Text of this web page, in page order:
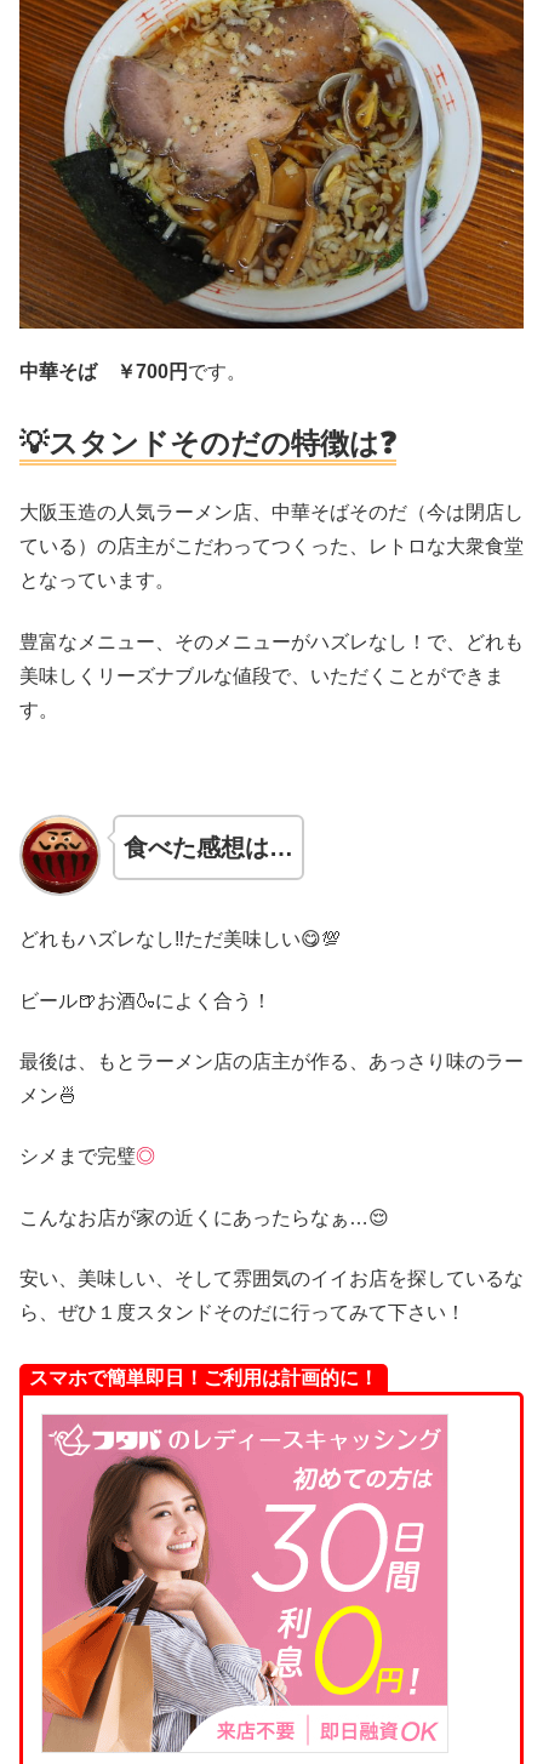
中華そば ￥700円 です。
💡スタンドそのだの特徴は❓
大阪玉造の人気ラーメン店、中華そばそのだ（今は閉店し
ている）の店主がこだわってつくった、レトロな大衆食堂
となっています。
豊富なメニュー、そのメニューがハズレなし！で、どれも
美味しくリーズナブルな値段で、いただくことができま
す。
食べた感想は…
どれもハズレなし‼ただ美味しい😋💯
ビール🍺お酒🍶によく合う！
最後は、もとラーメン店の店主が作る、あっさり味のラー
メン🍜
シメまで完璧◎
こんなお店が家の近くにあったらなぁ…😌
安い、美味しい、そして雰囲気のイイお店を探しているな
ら、ぜひ１度スタンドそのだに行ってみて下さい！
スマホで簡単即日！ご利用は計画的に！